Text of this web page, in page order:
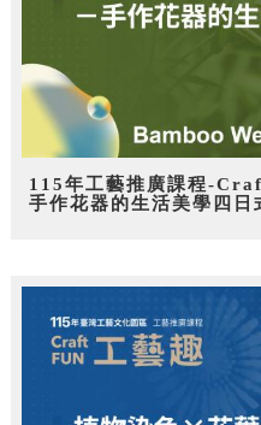
115年工藝推廣課程-
手作花器的生活美學四日